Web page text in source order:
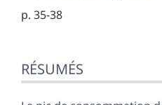
p. 35-38
Index
Plan
RÉSUMÉS